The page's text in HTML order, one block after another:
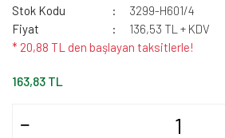
Stok Kodu
3299-H601/4
Fiyat
136,53 TL + KDV
* 20,88 TL den başlayan taksitlerle!
163,83 TL